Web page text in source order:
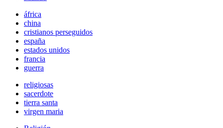
áfrica
china
cristianos perseguidos
españa
estados unidos
francia
guerra
religiosas
sacerdote
tierra santa
virgen maria